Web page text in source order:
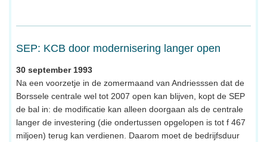
SEP: KCB door modernisering langer open
30 september 1993
Na een voorzetje in de zomermaand van Andriesssen dat de
Borssele centrale wel tot 2007 open kan blijven, kopt de SEP
de bal in: de modificatie kan alleen doorgaan als de centrale
langer de investering (die ondertussen opgelopen is tot f 467
miljoen) terug kan verdienen. Daarom moet de bedrijfsduur